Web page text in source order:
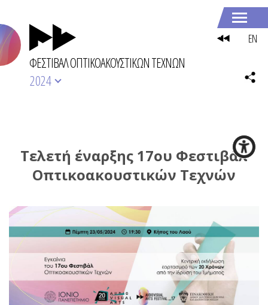
ΦΕΣΤΙΒΑΛ ΟΠΤΙΚΟΑΚΟΥΣΤΙΚΩΝ ΤΕΧΝΩΝ
2024
Τελετή έναρξης 17ου Φεστιβάλ
Οπτικοακουστικών Τεχνών
EN